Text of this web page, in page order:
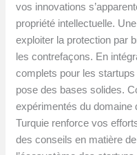
vos innovations
propriété intellectuelle.
exploiter la protection par
les contrefaçons. En
complets pour les
pose des bases solides.
expérimentés du domaine
Turquie renforce vos
des conseils en matière